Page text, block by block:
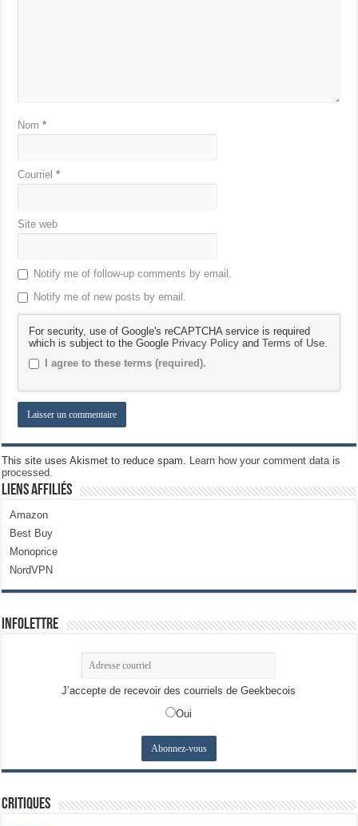
Nom*
Courriel*
Site web
Notify me of follow-up comments by email.
Notify me of new posts by email.
For security, use of Google's reCAPTCHA service is required
which is subject to the Google Privacy Policy andTerms of Use.
I agree to these terms (required).
This site uses Akismet to reduce spam. Learn how your comment data is
processed.
Liens Affiliés
Amazon
Best Buy
Monoprice
NordVPN
Infolettre
J’accepte de recevoir des courriels de Geekbecois
Oui
Critiques